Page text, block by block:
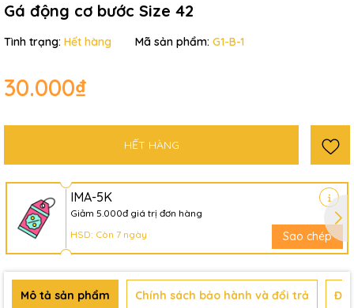
Gá động cơ bước Size 42
Tình trạng: Hết hàng Mã sản phẩm: G1-B-1
30.000₫
HẾT HÀNG
IMA-5K
Giảm 5.000đ giá trị đơn hàng
HSD: Còn 7 ngày
Sao chép
Mô tả sản phẩm Chính sách bảo hành và đổi trả